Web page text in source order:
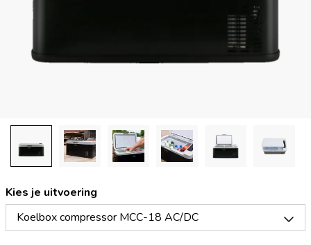
Kies je uitvoering
Koelbox compressor MCC-18 AC/DC